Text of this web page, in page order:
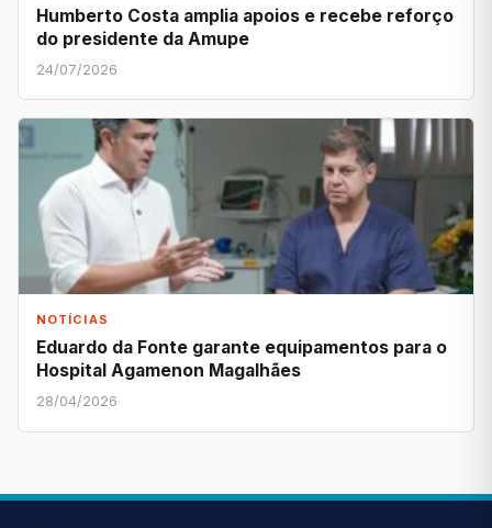
Humberto Costa amplia apoios e recebe reforço
do presidente da Amupe
24/07/2026
NOTÍCIAS
Eduardo da Fonte garante equipamentos para o
Hospital Agamenon Magalhães
28/04/2026